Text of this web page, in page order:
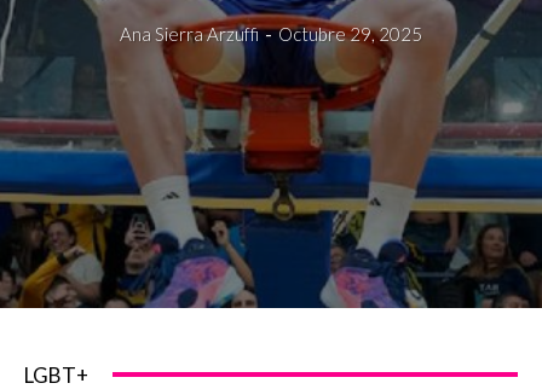
Ana Sierra Arzuffi - Octubre 29, 2025
LGBT+